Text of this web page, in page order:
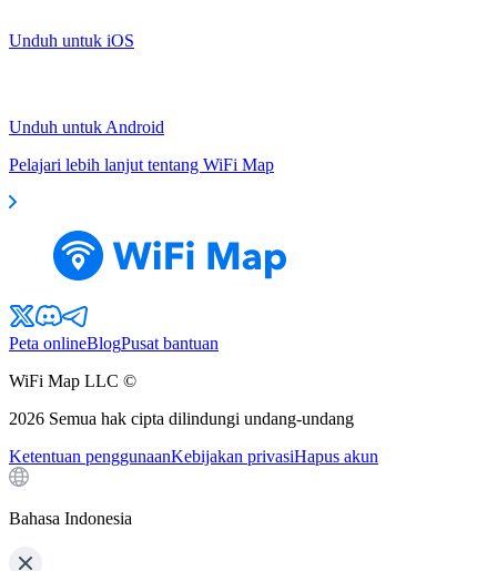
Unduh untuk iOS
Unduh untuk Android
Pelajari lebih lanjut tentang WiFi Map
Peta onlineBlogPusat bantuan
WiFi Map LLC ©
2026 Semua hak cipta dilindungi undang-undang
Ketentuan penggunaanKebijakan privasiHapus akun
Bahasa Indonesia